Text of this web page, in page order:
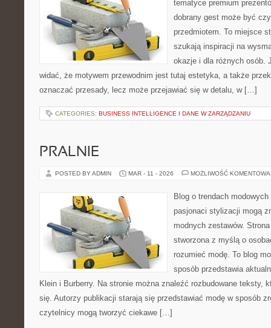
tematyce premium
dobrany gest może być
przedmiotem. To miejsce
szukają inspiracji na
okazje i dla różnych osób.
widać, że motywem przewodnim jest tutaj estetyka, a także
oznaczać przesady, lecz może przejawiać się w detalu, w […]
CATEGORIES: BUSINESS INTELLIGENCE I DANE W ZARZĄDZANIU
PRALNIE
POSTED BY ADMIN MAR - 11 - 2026 MOŻLIWOŚĆ
Blog o trendach
pasjonaci stylizacji mogą
modnych zestawów.
stworzona z myślą o
rozumieć modę. To blog
sposób przedstawia
Klein i Burberry. Na stronie można znaleźć rozbudowane teksty,
się. Autorzy publikacji starają się przedstawiać modę w sposób
czytelnicy mogą tworzyć ciekawe […]